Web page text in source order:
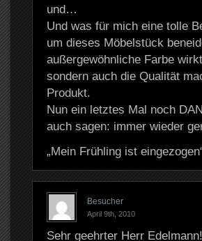
und…
Und was für mich eine tolle
um dieses Möbelstück
außergewöhnliche Farbe
sondern auch die Qualität
Produkt.
Nun ein letztes Mal noch
auch sagen: immer wieder
„Mein Frühling ist
Besucher
April 9th, 2010
Sehr geehrter Herr Edelmann!